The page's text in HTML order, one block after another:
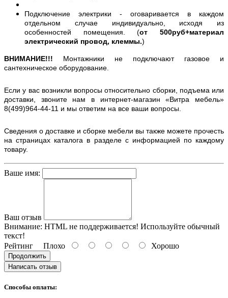
Подключение электрики - оговаривается в каждом
отдельном случае индивидуально, исходя из
особенностей помещения. (от 500руб+материал
электрический провод, клеммы.)
ВНИМАНИЕ!!! Монтажники не подключают газовое и
сантехническое оборудование.
Если у вас возникли вопросы относительно сборки, подъема или
доставки, звоните нам в интернет-магазин «Витра мебель»
8(499)964-44-11 и мы ответим на все ваши вопросы.
Сведения о доставке и сборке мебели вы также можете прочесть
на страницах каталога в разделе с информацией по каждому
товару.
Ваше имя:
Ваш отзыв
Внимание: HTML не поддерживается! Используйте обычный
текст!
Рейтинг Плохо Хорошо
Продолжить
Написать отзыв
Способы оплаты: